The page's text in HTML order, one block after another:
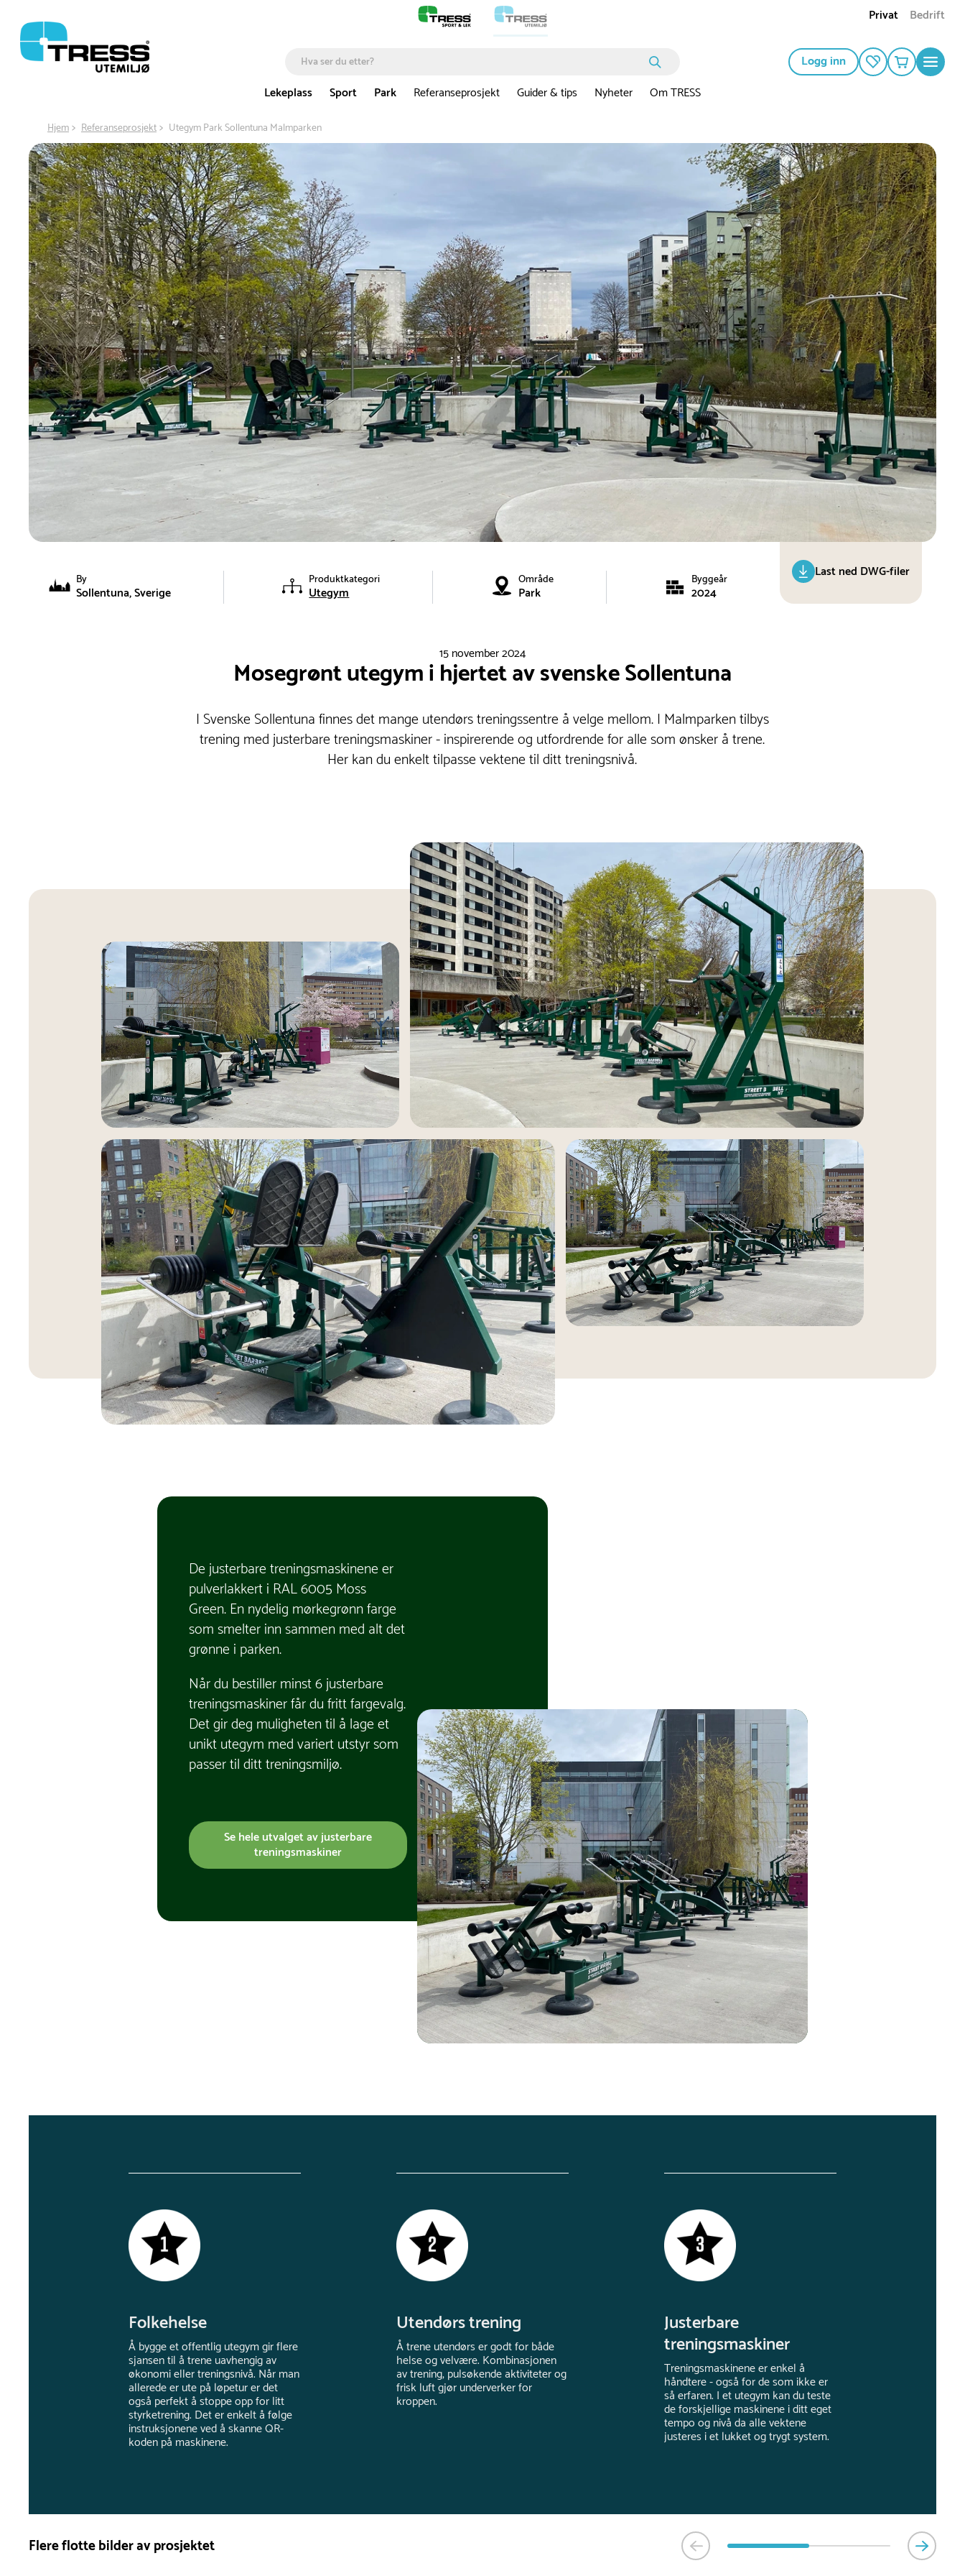
Privat Bedrift
Logg inn
Lekeplass
Sport Park Referanseprosjekt Guider & tips Nyheter Om TRESS
Hjem Referanseprosjekt Utegym Park Sollentuna Malmparken
By
Sollentuna, Sverige
Produktkategori
Utegym
Område
Park
Byggeår
2024
Last ned DWG-filer
15 november 2024
Mosegrønt utegym i hjertet av svenske Sollentuna
I Svenske Sollentuna finnes det mange utendørs treningssentre å velge mellom. I Malmparken tilbys
trening med justerbare treningsmaskiner - inspirerende og utfordrende for alle som ønsker å trene.
Her kan du enkelt tilpasse vektene til ditt treningsnivå.
De justerbare treningsmaskinene er
pulverlakkert i RAL 6005 Moss
Green. En nydelig mørkegrønn farge
som smelter inn sammen med alt det
grønne i parken.
Når du bestiller minst 6 justerbare
treningsmaskiner får du fritt fargevalg.
Det gir deg muligheten til å lage et
unikt utegym med variert utstyr som
passer til ditt treningsmiljø.
Se hele utvalget av justerbare
treningsmaskiner
Folkehelse
Å bygge et offentlig utegym gir flere
sjansen til å trene uavhengig av
økonomi eller treningsnivå. Når man
allerede er ute på løpetur er det
også perfekt å stoppe opp for litt
styrketrening. Det er enkelt å følge
instruksjonene ved å skanne QR-
koden på maskinene.
Utendørs trening
Å trene utendørs er godt for både
helse og velvære. Kombinasjonen
av trening, pulsøkende aktiviteter og
frisk luft gjør underverker for
kroppen.
Justerbare
treningsmaskiner
Treningsmaskinene er enkel å
håndtere - også for de som ikke er
så erfaren. I et utegym kan du teste
de forskjellige maskinene i ditt eget
tempo og nivå da alle vektene
justeres i et lukket og trygt system.
Flere flotte bilder av prosjektet